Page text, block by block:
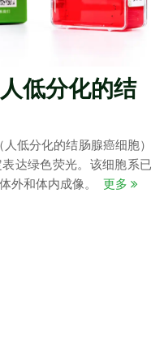
低分化的结
低分化的结肠腺癌细胞）
达绿色荧光。该细胞系已
外和体内成像。
更多